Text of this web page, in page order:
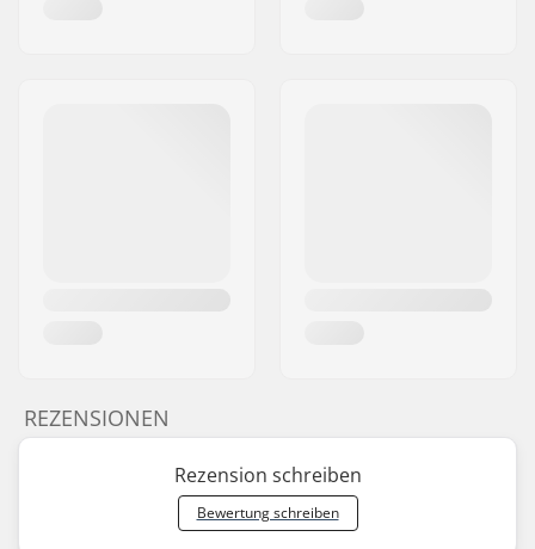
REZENSIONEN
Rezension schreiben
Bewertung schreiben